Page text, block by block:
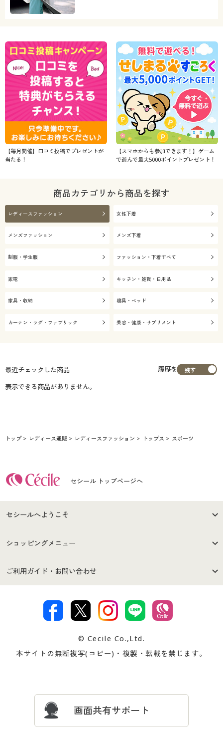
【毎月開催】口コミ投稿でプレゼントが
当たる！
【スマホからも参加できます！】ゲーム
で遊んで最大5000ポイントプレゼント！
商品カテゴリから商品を探す
レディースファッション 女性下着
メンズファッション メンズ下着
制服・学生服 ファッション・下着すべて
家電 キッチン・雑貨・日用品
家具・収納 寝具・ベッド
カーテン・ラグ・ファブリック 美容・健康・サプリメント
最近チェックした商品
履歴を
表示できる商品がありません。
トップ レディース通販 レディースファッション トップス スポーツ
セシール トップページへ
セシールへようこそ
はじめての方へ
セシールご利用規約
著作権・商標について 会社案内
ショッピングメニュー
商品カテゴリ
プレゼント＆キャンペーン サイトマップ
ご利用ガイド・お問い合わせ
交換・返品は お支払は
ついて
忘れの場合
© Cecile Co.,Ltd.
本サイトの無断複写(コピー)・複製・転載を禁じます。
画面共有サポート